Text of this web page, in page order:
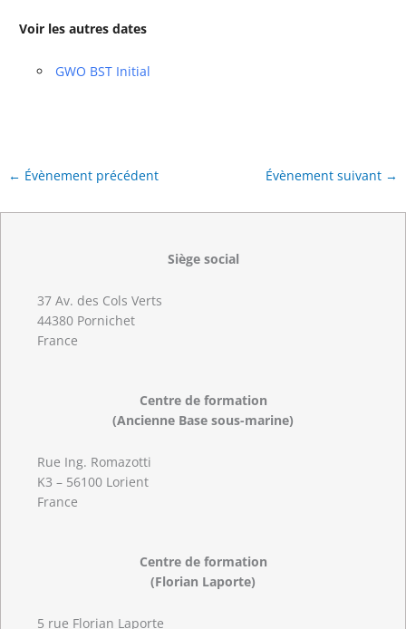
Voir les autres dates
GWO BST Initial
← Évènement précédent Évènement suivant →
Siège social
37 Av. des Cols Verts
44380 Pornichet
France
Centre de formation
(Ancienne Base sous-marine)
Rue Ing. Romazotti
K3 – 56100 Lorient
France
Centre de formation
(Florian Laporte)
5 rue Florian Laporte